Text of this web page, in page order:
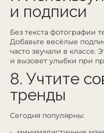
и подписи
Без текста фотографии
Добавьте весёлые
часто звучали в классе.
и вызовет улыбки при
8. Учтите
тренды
Сегодня популярны: